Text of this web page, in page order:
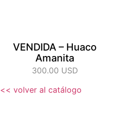
VENDIDA – Huaco
Amanita
300.00 USD
<< volver al catálogo